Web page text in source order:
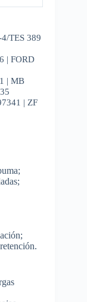
TES 389
| FORD
| MB
| ZF